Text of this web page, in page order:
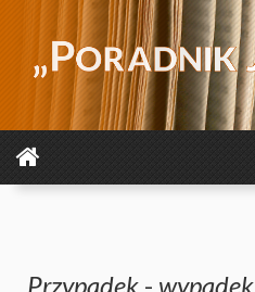
Przypadek - wypadek